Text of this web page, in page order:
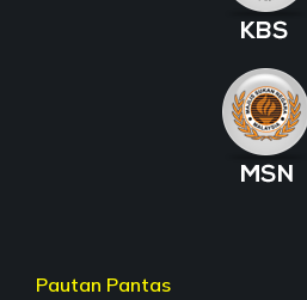
Pautan Pantas